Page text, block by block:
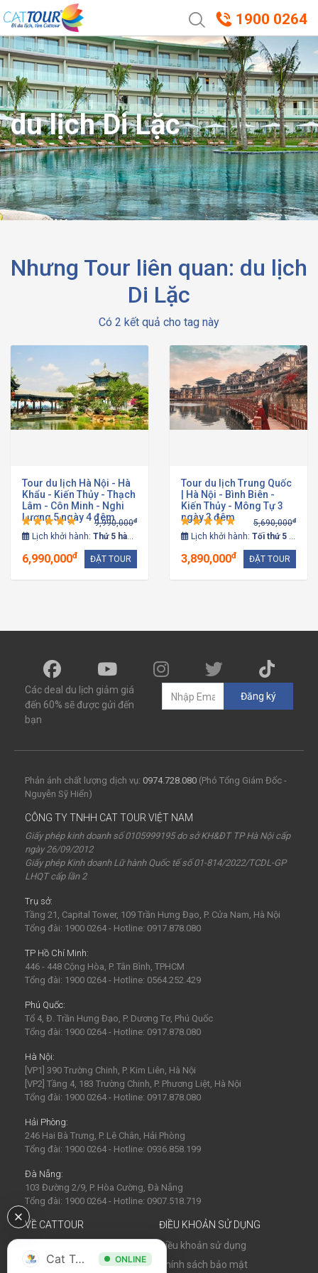
1900 0264
du lịch Di Lặc
Nhưng Tour liên quan: du lịch
Di Lặc
Có 2 kết quả cho tag này
Tour du lịch Hà Nội - Hà
Khẩu - Kiến Thủy - Thạch
Lâm - Côn Minh - Nghi
Lương 5 ngày 4 đêm9,990,000đ
Lịch khởi hành: Thứ 5 hàng tuần
6,990,000đ ĐẶT TOUR
Tour du lịch Trung Quốc
| Hà Nội - Bình Biên -
Kiến Thủy - Mông Tự 3
ngày 3 đêm
5,690,000đ
Lịch khởi hành: Tối thứ 5 hàng tuần
3,890,000đ ĐẶT TOUR
Các deal du lịch giảm giá
đến 60% sẽ được gửi đến
bạn
Đăng ký
Phản ánh chất lượng dịch vụ: 0974.728.080 (Phó Tổng Giám Đốc -
Nguyễn Sỹ Hiển)
CÔNG TY TNHH CAT TOUR VIỆT NAM
Giấy phép kinh doanh số 0105999195 do sở KH&ĐT TP Hà Nội cấp
ngày 26/09/2012
Giấy phép Kinh doanh Lữ hành Quốc tế số 01-814/2022/TCDL-GP
LHQT cấp lần 2
Trụ sở:
Tầng 21, Capital Tower, 109 Trần Hưng Đạo, P. Cửa Nam, Hà Nội
Tổng đài: 1900 0264 - Hotline: 0917.878.080
TP Hồ Chí Minh:
446 - 448 Cộng Hòa, P. Tân Bình, TPHCM
Tổng đài: 1900 0264 - Hotline: 0564.252.429
Phú Quốc:
Tổ 4, Đ. Trần Hưng Đạo, P. Dương Tơ, Phú Quốc
Tổng đài: 1900 0264 - Hotline: 0917.878.080
Hà Nội:
[VP1] 390 Trường Chinh, P. Kim Liên, Hà Nội
[VP2] Tầng 4, 183 Trường Chinh, P. Phương Liệt, Hà Nội
Tổng đài: 1900 0264 - Hotline: 0917.878.080
Hải Phòng:
246 Hai Bà Trưng, P. Lê Chân, Hải Phòng
Tổng đài: 1900 0264 - Hotline: 0936.858.199
Đà Nẵng:
103 Đường 2/9, P. Hòa Cường, Đà Nẵng
Tổng đài: 1900 0264 - Hotline: 0907.518.719
VỀ CATTOUR
Tin tức
ĐIỀU KHOẢN SỬ DỤNG
Điều khoản sử dụng
Chính sách bảo mật
Cat Tour ONLINE